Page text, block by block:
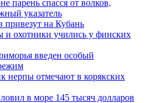
парень спасся от волков,
указатель
привезут на Кубань
и охотники учились у финских
введен особый
нерпы отмечают в корякских
в море 145 тысяч долларов